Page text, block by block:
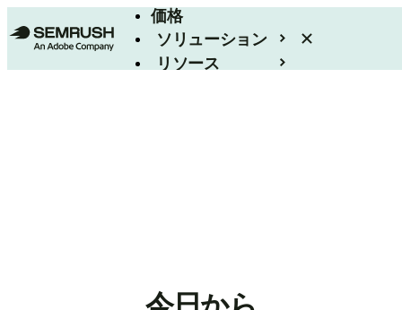
価格
ソリューション
リソース